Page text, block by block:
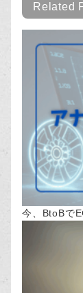
Related
今、BtoBで